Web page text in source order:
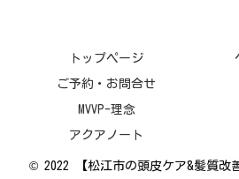
トップページ
ご予約・お問合せ
MVVP-理念
アクアノート
© 2022 【松江市の頭皮ケア&髪質改